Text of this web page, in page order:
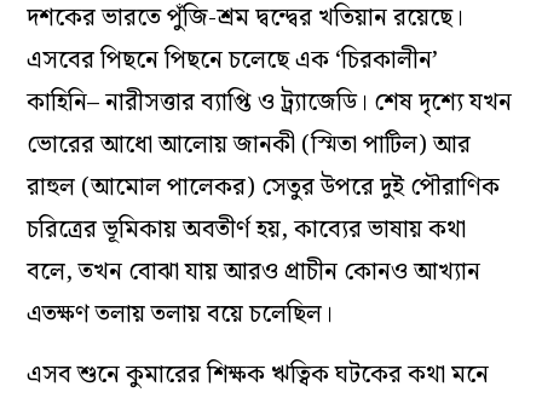
দশকের ভারতে পুঁজি-শ্রম দ্বন্দ্বের খতিয়ান রয়েছে।
এসবের পিছনে পিছনে চলেছে এক ‘চিরকালীন’
কাহিনি– নারীসত্তার ব্যাপ্তি ও ট্র্যাজেডি। শেষ দৃশ্যে যখন
ভোরের আধো আলোয় জানকী (স্মিতা পাটিল) আর
রাহুল (আমোল পালেকর) সেতুর উপরে দুই পৌরাণিক
চরিত্রের ভূমিকায় অবতীর্ণ হয়, কাব্যের ভাষায় কথা
বলে, তখন বোঝা যায় আরও প্রাচীন কোনও আখ্যান
এতক্ষণ তলায় তলায় বয়ে চলেছিল।
এসব শুনে কুমারের শিক্ষক ঋত্বিক ঘটকের কথা মনে